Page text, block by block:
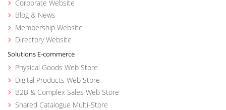
Corporate Website
Blog & News
Membership Website
Directory Website
Solutions E-commerce
Physical Goods Web Store
Digital Products Web Store
B2B & Complex Sales Web Store
Shared Catalogue Multi-Store